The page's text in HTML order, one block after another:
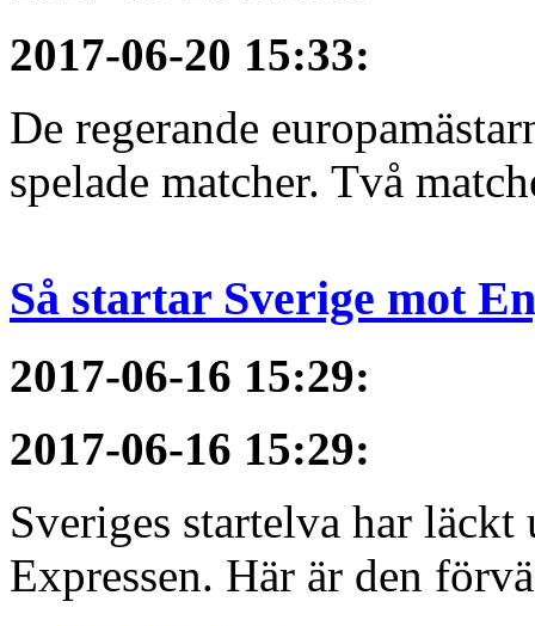
2017-06-20 15:33:
De regerande
spelade matcher. Två
Så startar Sverige mot
2017-06-16 15:29:
2017-06-16 15:29:
Sveriges startelva har
Expressen. Här är den